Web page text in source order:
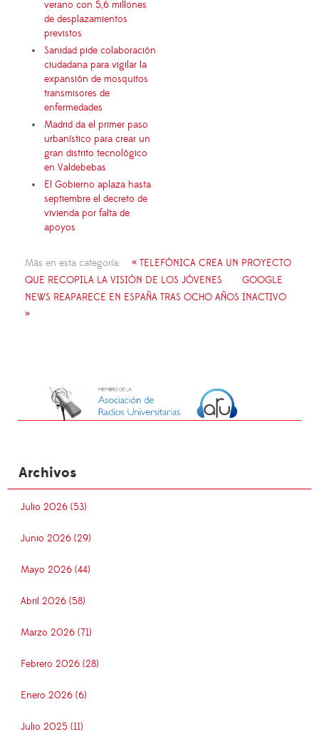
verano con 5,6 millones
de desplazamientos
previstos
Sanidad pide colaboración
ciudadana para vigilar la
expansión de mosquitos
transmisores de
enfermedades
Madrid da el primer paso
urbanístico para crear un
gran distrito tecnológico
en Valdebebas
El Gobierno aplaza hasta
septiembre el decreto de
vivienda por falta de
apoyos
Más en esta categoría:
« TELEFÓNICA CREA UN PROYECTO
QUE RECOPILA LA VISIÓN DE LOS JÓVENES
GOOGLE
NEWS REAPARECE EN ESPAÑA TRAS OCHO AÑOS INACTIVO
»
Archivos
Julio 2026 (53)
Junio 2026 (29)
Mayo 2026 (44)
Abril 2026 (58)
Marzo 2026 (71)
Febrero 2026 (28)
Enero 2026 (6)
Julio 2025 (11)